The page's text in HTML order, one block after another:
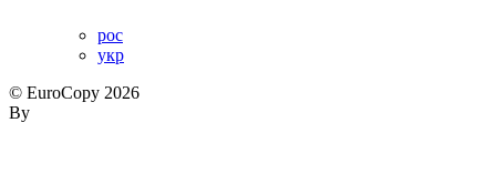
рос
укр
© EuroCopy 2026
By